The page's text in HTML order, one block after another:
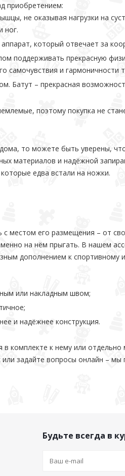
приобретением:
не оказывая нагрузки на
ног.
который отвечает за
поддерживать прекрасную
самочувствия и гармоничности
Батут – прекрасная
поэтому покупка не
то можете быть уверены,
материалов и надёжной
едва встали на ножки.
с местом его размещения – от
на нём прыгать. В нашем
дополнением к спортивному
или накладным швом;
и надёжнее конструкция.
комплекте к нему или отдельно
или задайте вопросы онлайн –
Будьте всегда в